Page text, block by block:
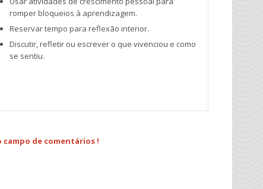
romper bloqueios à aprendizagem.
Reservar tempo para reflexão interior.
Discutir, refletir ou escrever o que vivenciou e como
se sentiu.
campo de comentários !